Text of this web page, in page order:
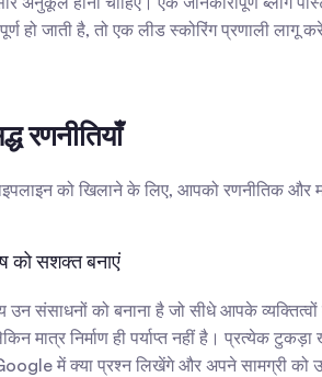
हो जाती है, तो एक लीड स्कोरिंग प्रणाली
रणनीतियाँ
को खिलाने के लिए, आपको रणनीतिक और
को सशक्त बनाएं
संसाधनों को बनाना है जो सीधे आपके
मात्र निर्माण ही पर्याप्त नहीं है। प्रत्येक
में क्या प्रश्न लिखेंगे और अपने सामग्री को